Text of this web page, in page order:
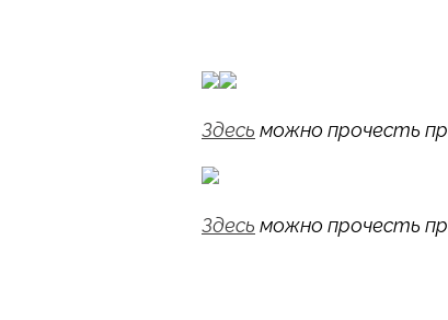
Здесь можно прочесть
Здесь можно прочесть